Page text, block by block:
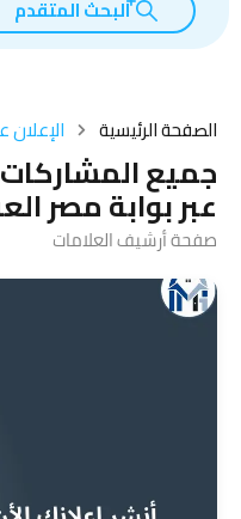
البحث المتقدم
الصفحة الرئيسية الإعلان
جميع
عبر بوابة مصر
صفحة أرشيف العلامات